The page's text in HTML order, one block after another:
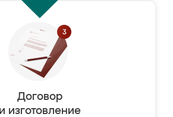
Договор
и изготовление